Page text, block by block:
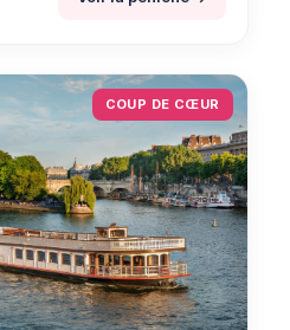
COUP DE CŒUR